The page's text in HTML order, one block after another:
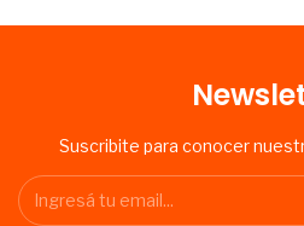
Suscribite para conocer